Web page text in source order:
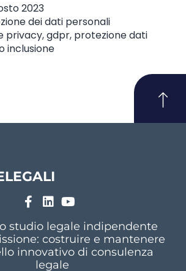
2023
dei dati personali
privacy,gdpr, protezione dati
inclusione
studio legale indipendente
costruire e mantenere
innovativo di consulenza
legale